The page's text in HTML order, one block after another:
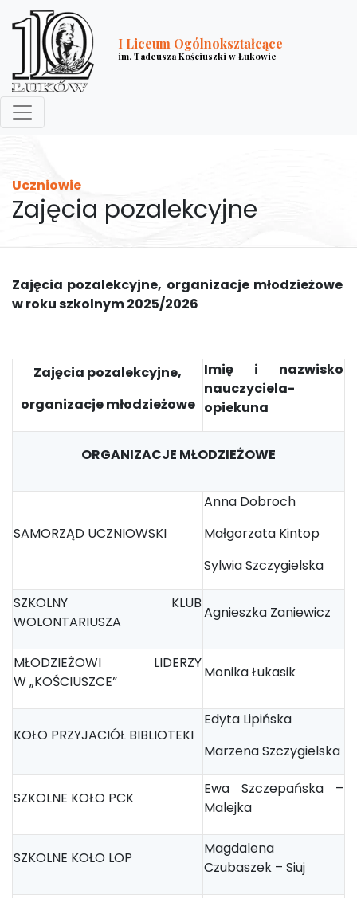
I Liceum Ogólnokształcące
im. Tadeusza Kościuszki w Łukowie
Uczniowie
Zajęcia pozalekcyjne
Zajęcia pozalekcyjne, organizacje młodzieżowe
w roku szkolnym 2025/2026
Zajęcia pozalekcyjne,
organizacje młodzieżowe
Imię i nazwisko
nauczyciela-
opiekuna
ORGANIZACJE MŁODZIEŻOWE
SAMORZĄD UCZNIOWSKI
Anna Dobroch
Małgorzata Kintop
Sylwia Szczygielska
SZKOLNY KLUB
WOLONTARIUSZA
Agnieszka Zaniewicz
MŁODZIEŻOWI LIDERZY
W „KOŚCIUSZCE”
Monika Łukasik
KOŁO PRZYJACIÓŁ BIBLIOTEKI
Edyta Lipińska
Marzena Szczygielska
SZKOLNE KOŁO PCK
Ewa Szczepańska –
Malejka
SZKOLNE KOŁO LOP
Magdalena
Czubaszek – Siuj